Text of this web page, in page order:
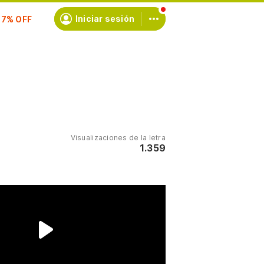
Iniciar sesión
Visualizaciones de la letra
1.359